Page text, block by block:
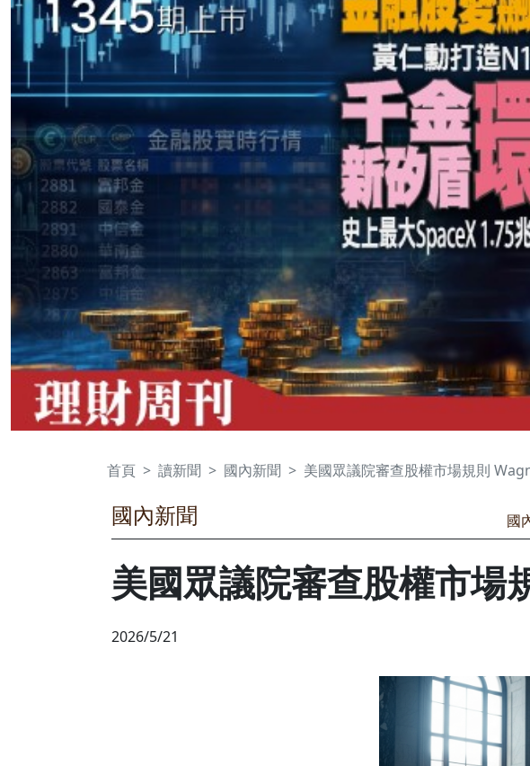
首頁 讀新聞 國內新聞 美國眾議院審查股權市場規則
國內新聞 國
美國眾議院審查股權市
2026/5/21